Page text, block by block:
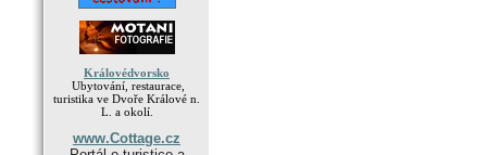
Královédvorsko
Ubytování, restaurace,
turistika ve Dvoře Králové n.
L. a okolí.
www.Cottage.cz